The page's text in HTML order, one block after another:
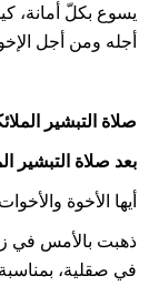
يسوع بكلّ أمانة،
أجله ومن أجل
صلاة التبشير
بعد صلاة التبشير
أيها الأخوة
ذهبت بالأمس في
في صقلية،